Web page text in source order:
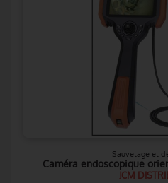
Sauvetage et
Caméra endoscopique
JCM